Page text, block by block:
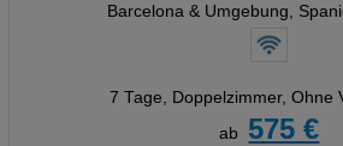
Barcelona & Umgebung,
7 Tage, Doppelzimmer, Ohne
ab
575 €